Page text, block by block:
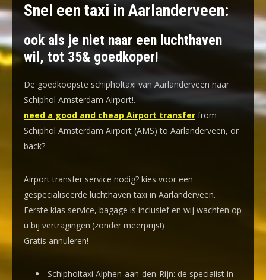
Snel een taxi in Aarlanderveen:
ook als je niet naar een luchthaven
wil, tot 35& goedkoper!
De goedkoopste schipholtaxi van Aarlanderveen naar
Schiphol Amsterdam Airport!.
need a good and cheap Airport transfer from
Schiphol Amsterdam Airport (AMS) to Aarlanderveen, or
back?
Airport transfer service nodig? kies voor een
gespecialiseerde luchthaven taxi in Aarlanderveen.
Eerste klas service, bagage is inclusief en wij wachten op
u bij vertragingen.(zonder meerprijs!)
Gratis annuleren!
Schipholtaxi Alphen-aan-den-Rijn: de specialist in